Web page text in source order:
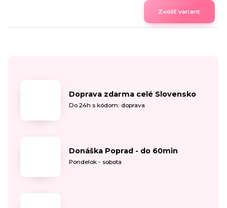
Zvoliť variant
Doprava zdarma celé Slovensko
Do 24h s kódom: doprava
Donáška Poprad - do 60min
Pondelok - sobota